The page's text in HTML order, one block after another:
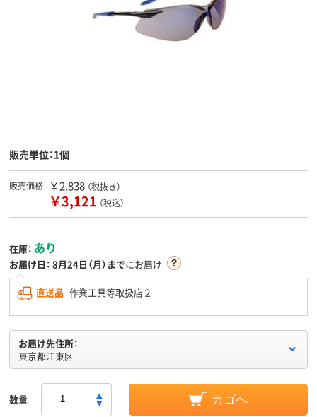
販売単位：1個
販売価格 ￥2,838 （税抜き）
￥3,121 （税込）
在庫： あり
お届け日： 8月24日（月）までにお届け
直送品 作業工具等取扱店２
お届け先住所：
東京都江東区
数量 カゴへ